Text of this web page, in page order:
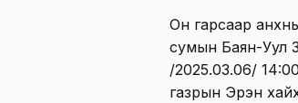
Он гарсаар
сумын Баян-Уул
/2025.03.06/
газрын Эрэн